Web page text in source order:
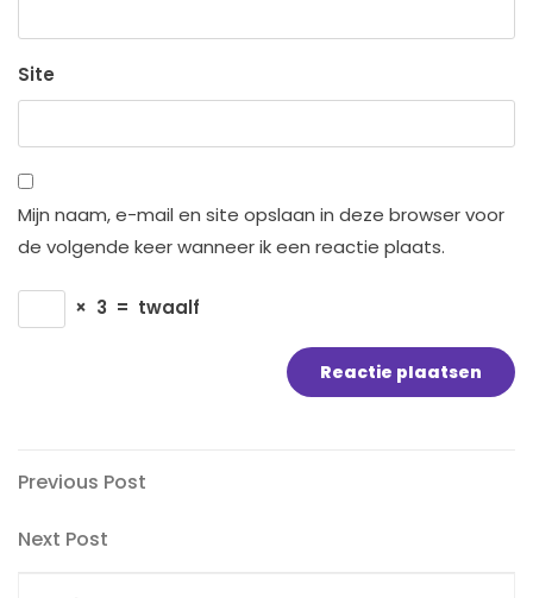
Site
Mijn naam, e-mail en site opslaan in deze browser voor
de volgende keer wanneer ik een reactie plaats.
× 3 = twaalf
Bericht
navigatie
Previous
Previous Post
Next
Next Post